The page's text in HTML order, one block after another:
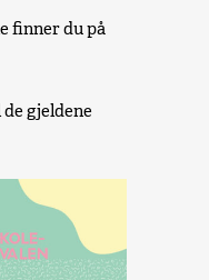
finner du på
gjeldene